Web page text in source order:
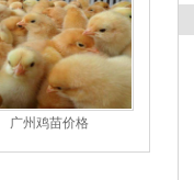
广州鸡苗价格